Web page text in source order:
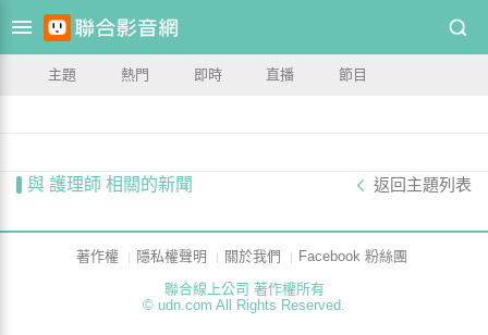
主題 熱門 即時 直播 節目
與 護理師 相關的新聞 返回主題列表
著作權 隱私權聲明 關於我們
Facebook 粉絲團
聯合線上公司 著作權所有
© udn.com All Rights Reserved.